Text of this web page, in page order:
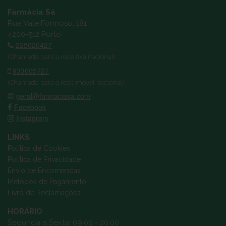
Farmácia Sá
Rua Vale Formoso, 181
4200-512 Porto
225020427
(Chamada para a rede fixa nacional)
933605727
(Chamada para a rede móvel nacional)
geral@farmaciasa.com
Facebook
Instagram
LINKS
Política de Cookies
Política de Privacidade
Envio de Encomendas
Métodos de Pagamento
Livro de Reclamações
HORÁRIO
Segunda a Sexta: 09:00 - 20:00